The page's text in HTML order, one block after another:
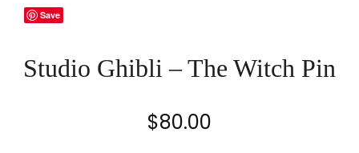
Save
Studio Ghibli – The Witch Pin
$80.00